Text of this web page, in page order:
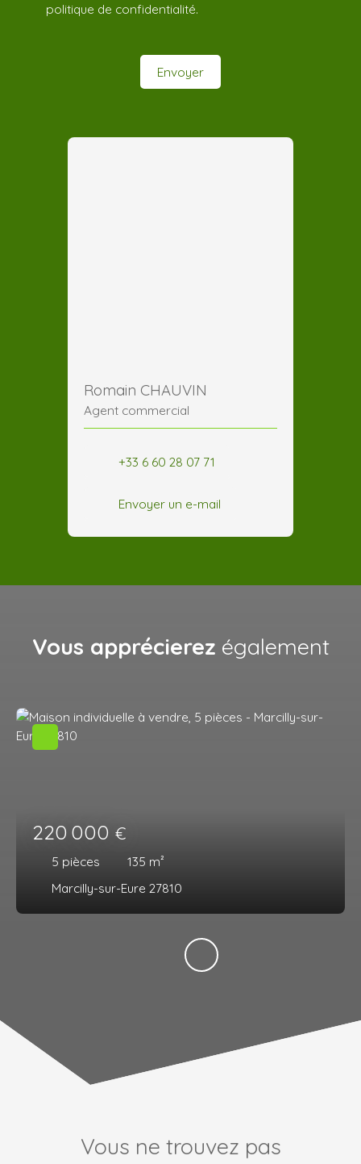
politique de confidentialité.
Envoyer
Romain CHAUVIN
Agent commercial
+33 6 60 28 07 71
Envoyer un e-mail
Vous apprécierez également
220 000 €
5 pièces 135 m²
Marcilly-sur-Eure 27810
Vous ne trouvez pas